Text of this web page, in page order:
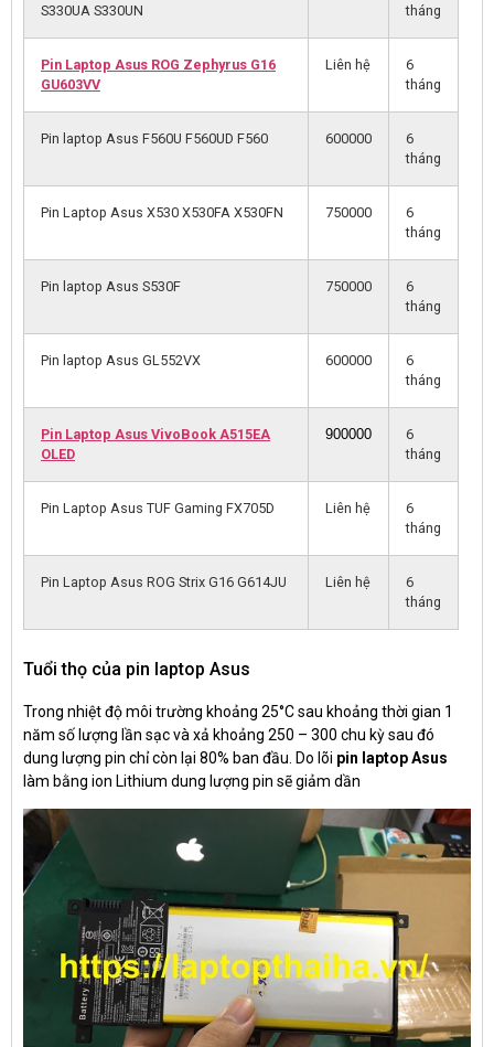
S330UA S330UN
tháng
Pin Laptop Asus ROG Zephyrus G16
GU603VV
Liên hệ
6
tháng
Pin laptop Asus F560U F560UD F560 600000
6
tháng
Pin Laptop Asus X530 X530FA X530FN 750000
6
tháng
Pin laptop Asus S530F 750000
6
tháng
Pin laptop Asus GL552VX 600000
6
tháng
Pin Laptop Asus VivoBook A515EA
OLED
900000
6
tháng
Pin Laptop Asus TUF Gaming FX705D Liên hệ
6
tháng
Pin Laptop Asus ROG Strix G16 G614JU Liên hệ
6
tháng
Tuổi thọ của pin laptop Asus
Trong nhiệt độ môi trường khoảng 25°C sau khoảng thời gian 1
năm số lượng lần sạc và xả khoảng 250 – 300 chu kỳ sau đó
dung lượng pin chỉ còn lại 80% ban đầu. Do lõi pin laptop Asus
làm bằng ion Lithium dung lượng pin sẽ giảm dần